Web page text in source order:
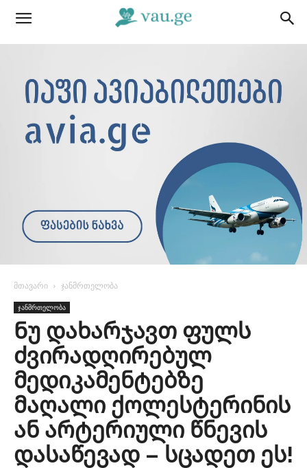
მთავარი ჯანმრთელობა
ჯანმრთელობა
Ნუ დახარჯავთ ფულს
ძვირადღირებულ
მედიკამენტებზე
მაღალი ქოლესტერინის
ან არტერიული წნევის
დასაწევად – სცადეთ ეს!